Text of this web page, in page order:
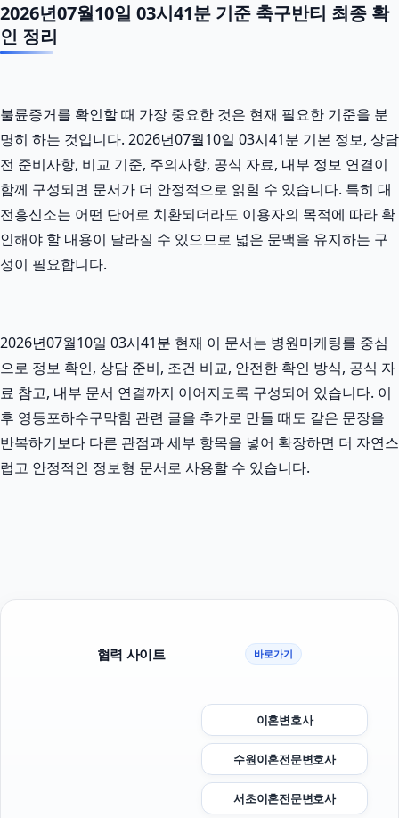
2026년07월10일 03시41분 기준 축구반티 최종 확
인 정리
불륜증거를 확인할 때 가장 중요한 것은 현재 필요한 기준을 분
명히 하는 것입니다. 2026년07월10일 03시41분 기본 정보, 상담
전 준비사항, 비교 기준, 주의사항, 공식 자료, 내부 정보 연결이
함께 구성되면 문서가 더 안정적으로 읽힐 수 있습니다. 특히 대
전흥신소는 어떤 단어로 치환되더라도 이용자의 목적에 따라 확
인해야 할 내용이 달라질 수 있으므로 넓은 문맥을 유지하는 구
성이 필요합니다.
2026년07월10일 03시41분 현재 이 문서는 병원마케팅를 중심
으로 정보 확인, 상담 준비, 조건 비교, 안전한 확인 방식, 공식 자
료 참고, 내부 문서 연결까지 이어지도록 구성되어 있습니다. 이
후 영등포하수구막힘 관련 글을 추가로 만들 때도 같은 문장을
반복하기보다 다른 관점과 세부 항목을 넣어 확장하면 더 자연스
럽고 안정적인 정보형 문서로 사용할 수 있습니다.
협력 사이트 바로가기
이혼변호사
수원이혼전문변호사
서초이혼전문변호사